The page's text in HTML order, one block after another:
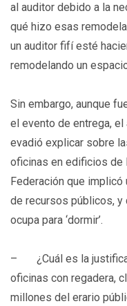
al auditor debido a la
qué hizo esas
un auditor fifí esté
remodelando un
Sin embargo, aunque
el evento de entrega,
evadió explicar sobre
oficinas en edificios de
Federación que
de recursos públicos, y
ocupa para ‘dormir’.
– ¿Cuál es la
oficinas con regadera,
millones del erario